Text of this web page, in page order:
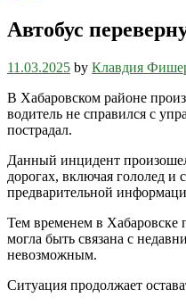
Автобус
11.03.2025 by Клавдия
В Хабаровском районе
водитель не справился с
пострадал.
Данный инцидент
дорогах, включая гололед
предварительной
Тем временем в Хабаровске
могла быть связана с
невозможным.
Ситуация продолжает